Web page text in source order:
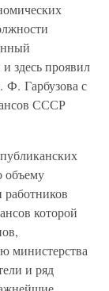
здесь проявил
Ф. Гарбузова с
СССР
объему
работников
которой
министерства
и ряд